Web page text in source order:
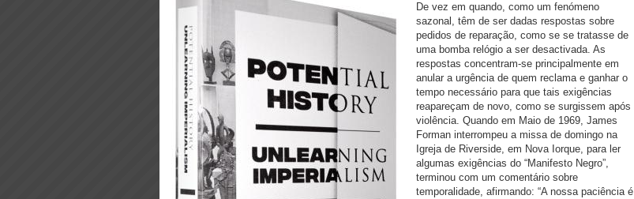
De vez em quando, como um fenómeno
sazonal, têm de ser dadas respostas sobre
pedidos de reparação, como se se tratasse de
uma bomba relógio a ser desactivada. As
respostas concentram-se principalmente em
anular a urgência de quem reclama e ganhar o
tempo necessário para que tais exigências
reapareçam de novo, como se surgissem após
violência. Quando em Maio de 1969, James
Forman interrompeu a missa de domingo na
Igreja de Riverside, em Nova Iorque, para ler
algumas exigências do “Manifesto Negro”,
terminou com um comentário sobre
temporalidade, afirmando: “A nossa paciência é